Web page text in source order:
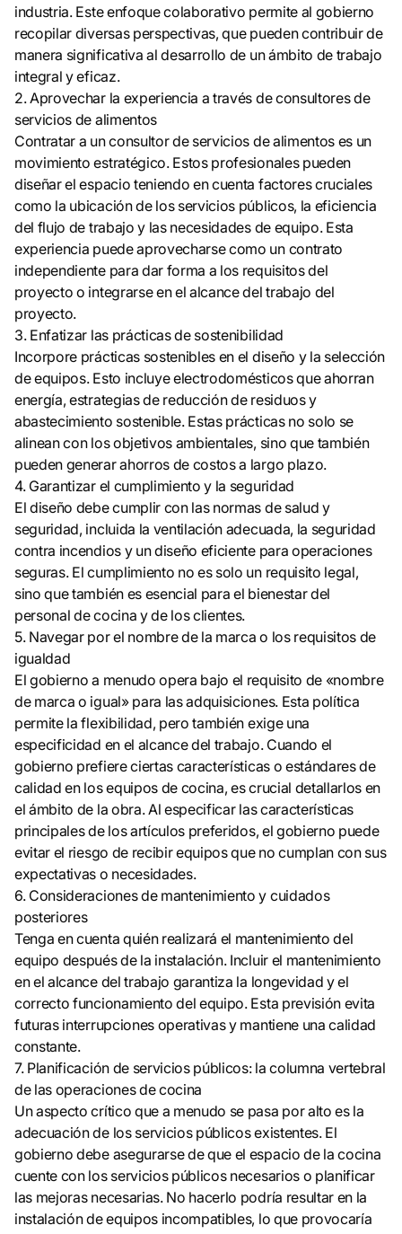
industria. Este enfoque colaborativo permite al gobierno
recopilar diversas perspectivas, que pueden contribuir de
manera significativa al desarrollo de un ámbito de trabajo
integral y eficaz.
2. Aprovechar la experiencia a través de consultores de
servicios de alimentos
Contratar a un consultor de servicios de alimentos es un
movimiento estratégico. Estos profesionales pueden
diseñar el espacio teniendo en cuenta factores cruciales
como la ubicación de los servicios públicos, la eficiencia
del flujo de trabajo y las necesidades de equipo. Esta
experiencia puede aprovecharse como un contrato
independiente para dar forma a los requisitos del
proyecto o integrarse en el alcance del trabajo del
proyecto.
3. Enfatizar las prácticas de sostenibilidad
Incorpore prácticas sostenibles en el diseño y la selección
de equipos. Esto incluye electrodomésticos que ahorran
energía, estrategias de reducción de residuos y
abastecimiento sostenible. Estas prácticas no solo se
alinean con los objetivos ambientales, sino que también
pueden generar ahorros de costos a largo plazo.
4. Garantizar el cumplimiento y la seguridad
El diseño debe cumplir con las normas de salud y
seguridad, incluida la ventilación adecuada, la seguridad
contra incendios y un diseño eficiente para operaciones
seguras. El cumplimiento no es solo un requisito legal,
sino que también es esencial para el bienestar del
personal de cocina y de los clientes.
5. Navegar por el nombre de la marca o los requisitos de
igualdad
El gobierno a menudo opera bajo el requisito de «nombre
de marca o igual» para las adquisiciones. Esta política
permite la flexibilidad, pero también exige una
especificidad en el alcance del trabajo. Cuando el
gobierno prefiere ciertas características o estándares de
calidad en los equipos de cocina, es crucial detallarlos en
el ámbito de la obra. Al especificar las características
principales de los artículos preferidos, el gobierno puede
evitar el riesgo de recibir equipos que no cumplan con sus
expectativas o necesidades.
6. Consideraciones de mantenimiento y cuidados
posteriores
Tenga en cuenta quién realizará el mantenimiento del
equipo después de la instalación. Incluir el mantenimiento
en el alcance del trabajo garantiza la longevidad y el
correcto funcionamiento del equipo. Esta previsión evita
futuras interrupciones operativas y mantiene una calidad
constante.
7. Planificación de servicios públicos: la columna vertebral
de las operaciones de cocina
Un aspecto crítico que a menudo se pasa por alto es la
adecuación de los servicios públicos existentes. El
gobierno debe asegurarse de que el espacio de la cocina
cuente con los servicios públicos necesarios o planificar
las mejoras necesarias. No hacerlo podría resultar en la
instalación de equipos incompatibles, lo que provocaría